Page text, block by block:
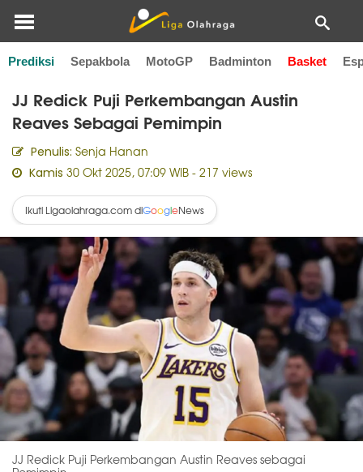
Prediksi Sepakbola MotoGP Badminton Basket
Home Basket
JJ Redick Puji Perkembangan Austin
Reaves Sebagai Pemimpin
Penulis: Senja Hanan
Kamis 30 Okt 2025, 07:09 WIB - 217 views
Ikuti Ligaolahraga.com diGoogleNews
JJ Redick Puji Perkembangan Austin Reaves sebagai